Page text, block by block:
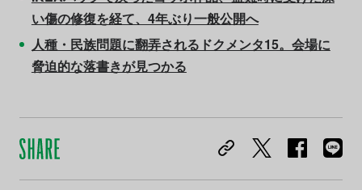
い傷の修復を経て、4年ぶり一般公開へ
人種・民族問題に翻弄されるドクメンタ15。会場に
脅迫的な落書きが見つかる